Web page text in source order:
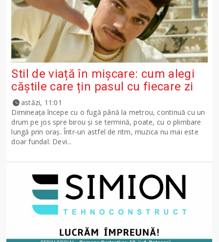
Stil de viață în mișcare: cum alegi
căștile care țin pasul cu fiecare zi
astăzi, 11:01
Dimineața începe cu o fugă până la metrou, continuă cu un
drum pe jos spre birou și se termină, poate, cu o plimbare
lungă prin oraș. Într-un astfel de ritm, muzica nu mai este
doar fundal. Devi...